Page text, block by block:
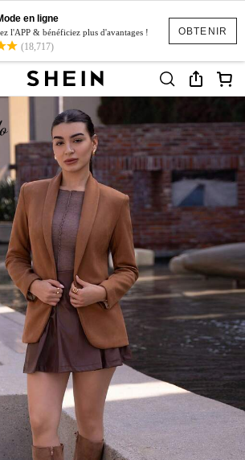
OBTENIR
en ligne
l'APP & bénéficiez plus d'avantages !
(18,717)